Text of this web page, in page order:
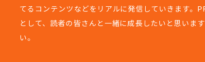
てるコンテンツなどをリアルに発信していきます。
として、読者の皆さんと一緒に成長したいと思いま
い。